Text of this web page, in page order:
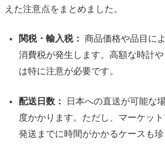
えた注意点をまとめました。
関税・輸入税：
商品価格や品目に
消費税が発生します。高額な時計
は特に注意が必要です。
配送日数：
日本への直送が可能な
度かかります。ただし、マーケッ
発送までに時間がかかるケースも珍